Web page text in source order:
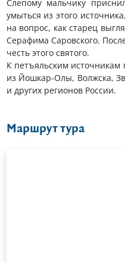
Слепому мальчику
умыться из этого
на вопрос, как старец
Серафима Саровского.
честь этого святого.
К петъяльским
из Йошкар-Олы, Волжска,
и других регионов России.
Маршрут тура